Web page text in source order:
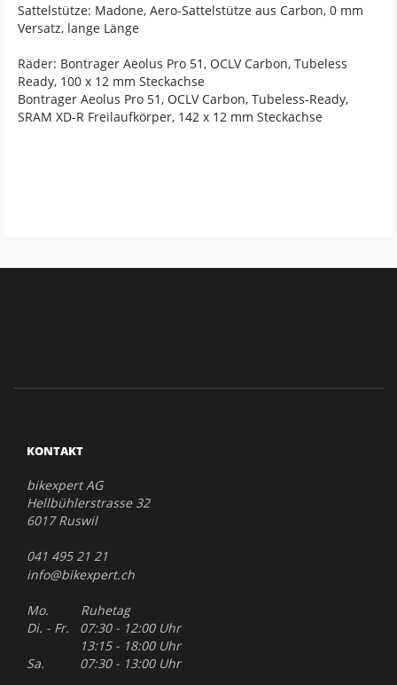
Sattelstütze: Madone, Aero-Sattelstütze aus Carbon, 0 mm
Versatz, lange Länge
Räder: Bontrager Aeolus Pro 51, OCLV Carbon, Tubeless
Ready, 100 x 12 mm Steckachse
Bontrager Aeolus Pro 51, OCLV Carbon, Tubeless-Ready,
SRAM XD-R Freilaufkörper, 142 x 12 mm Steckachse
KONTAKT
bikexpert AG
Hellbühlerstrasse 32
6017 Ruswil
041 495 21 21
info@bikexpert.ch
Mo. Ruhetag
Di. - Fr. 07:30 - 12:00 Uhr
13:15 - 18:00 Uhr
Sa. 07:30 - 13:00 Uhr